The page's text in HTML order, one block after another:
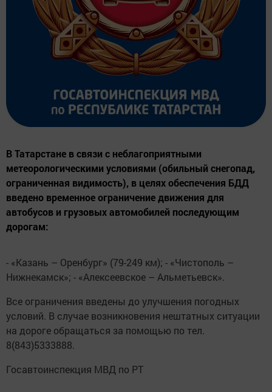
В Татарстане в связи с неблагоприятными
метеорологическими условиями (обильный снегопад,
ограниченная видимость), в целях обеспечения БДД
введено временное ограничение движения для
автобусов и грузовых автомобилей последующим
дорогам:
- «Казань – Оренбург» (79-249 км); - «Чистополь –
Нижнекамск»; - «Алексеевское – Альметьевск».
Все ограничения введены до улучшения погодных
условий. В случае возникновения нештатных ситуации
на дороге обращаться за помощью по тел.
8(843)5333888.
Госавтоинспекция МВД по РТ